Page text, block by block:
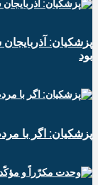
پزشکیان:
بود
پزشکیان: اگر با